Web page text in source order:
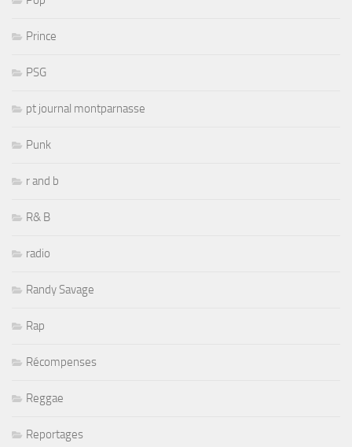
Prince
PSG
pt journal montparnasse
Punk
r and b
R& B
radio
Randy Savage
Rap
Récompenses
Reggae
Reportages